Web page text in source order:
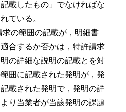
載したもの」でなければな
ている。
の範囲の記載が，明細書
合するか否かは， 特許請求
の詳細な説明の記載とを対
囲に記載された発明が，発
載された発明で，発明の詳
り当業者が当該発明の課題